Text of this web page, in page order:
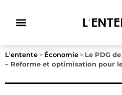
L'entente > Économie > Le PDG
– Réforme et optimisation pour le